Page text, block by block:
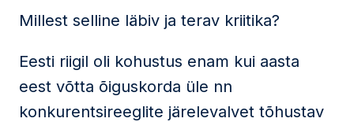
Millest selline läbiv ja terav kriitika?
Eesti riigil oli kohustus enam kui aasta
eest võtta õiguskorda üle nn
konkurentsireeglite järelevalvet tõhustav